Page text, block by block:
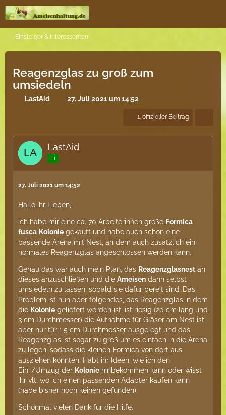
Einsteiger & Interessenten
Reagenzglas zu groß zum
umsiedeln
LastAid 27. Juli 2021 um 14:52
1. offizieller Beitrag
LastAid
Ei
27. Juli 2021 um 14:52
Hallo ihr Lieben,
ich habe mir eine ca. 70 Arbeiterinnen große Formica
fusca Kolonie gekauft und habe auch schon eine
passende Arena mit Nest, an dem auch zusätzlich ein
normales Reagenzglas angeschlossen werden kann.
Genau das war auch mein Plan, das Reagenzglasnest an
dieses anzuschließen und die Ameisen dann selbst
umsiedeln zu lassen, sobald sie dafür bereit sind. Das
Problem ist nun aber folgendes, das Reagenzglas in dem
die Kolonie geliefert worden ist, ist riesig (20 cm lang und
3 cm Durchmesser) die Aufnahme für Gläser am Nest ist
aber nur für 1,5 cm Durchmesser ausgelegt und das
Reagenzglas ist sogar zu groß um es einfach in die Arena
zu legen, sodass die kleinen Formica von dort aus
ausziehen könnten. Habt ihr Ideen, wie ich den
Ein-/Umzug der Kolonie hinbekommen kann oder wisst
ihr vlt. wo ich einen passenden Adapter kaufen kann
(habe bisher noch keinen gefunden).
Schonmal vielen Dank für die Hilfe.